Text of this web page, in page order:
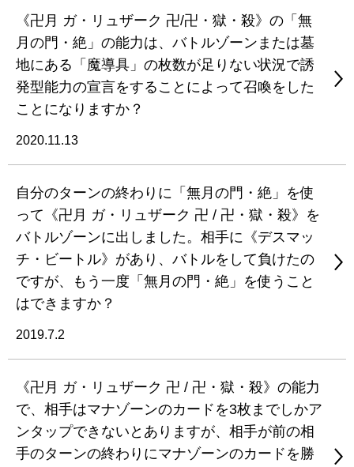
《卍月 ガ・リュザーク 卍/卍・獄・殺》の「無
月の門・絶」の能力は、バトルゾーンまたは墓
地にある「魔導具」の枚数が足りない状況で誘
発型能力の宣言をすることによって召喚をした
ことになりますか？
2020.11.13
自分のターンの終わりに「無月の門・絶」を使
って《卍月 ガ・リュザーク 卍 / 卍・獄・殺》を
バトルゾーンに出しました。相手に《デスマッ
チ・ビートル》があり、バトルをして負けたの
ですが、もう一度「無月の門・絶」を使うこと
はできますか？
2019.7.2
《卍月 ガ・リュザーク 卍 / 卍・獄・殺》の能力
で、相手はマナゾーンのカードを3枚までしかア
ンタップできないとありますが、相手が前の相
手のターンの終わりにマナゾーンのカードを勝